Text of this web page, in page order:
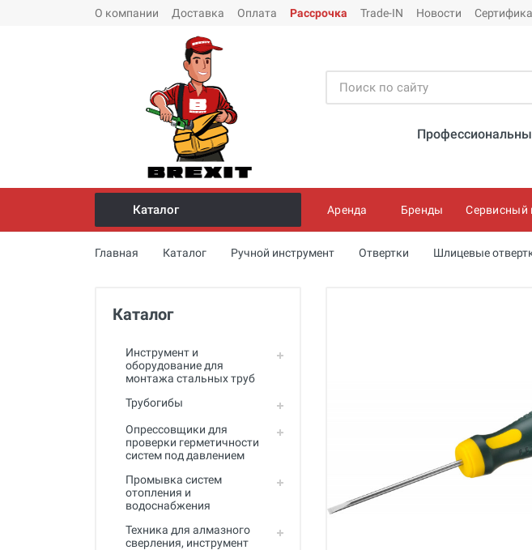
О компании Доставка Оплата Рассрочка Trade-IN Новости
Инструмент и оборудование для
монтажа стальных труб
Опрессовщики для проверки
Промывка систем отопления и
водоснабжения
сверления, инструмент
Муфты ремонтные (хомуты) для
Гидродинамические машины
для промывки труб
Машины и инструмент для
Каталог Аренда Бренды Сервисный
Главная Каталог Ручной инструмент Отвертки Шлицевые
Каталог
Инструмент и
оборудование для
монтажа стальных труб
Трубогибы
Опрессовщики для
проверки герметичности
систем под давлением
Промывка систем
отопления и
водоснабжения
Техника для алмазного
сверления, инструмент